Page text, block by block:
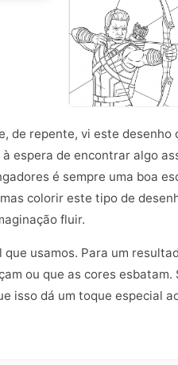
de repente, vi este desenho
espera de encontrar algo
é sempre uma boa
colorir este tipo de
fluir.
usamos. Para um
ou que as cores esbatam.
isso dá um toque especial